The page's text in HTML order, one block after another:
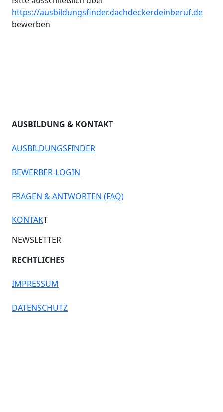
https://ausbildungsfinder.dachdeckerdeinberuf.de
bewerben
AUSBILDUNG & KONTAKT
AUSBILDUNGSFINDER
BEWERBER-LOGIN
FRAGEN & ANTWORTEN (FAQ)
KONTAKT
NEWSLETTER
RECHTLICHES
IMPRESSUM
DATENSCHUTZ